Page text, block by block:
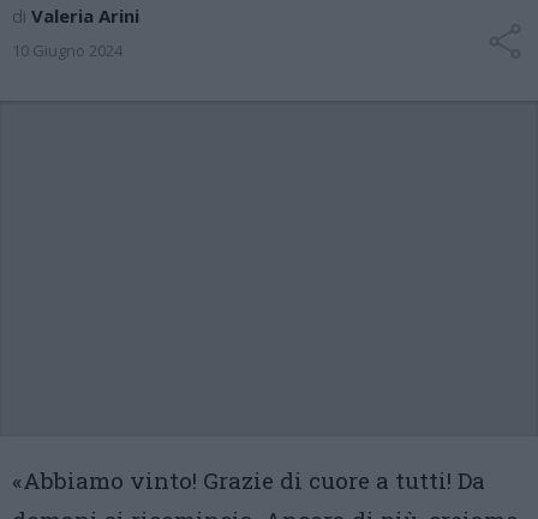
di Valeria Arini
10 Giugno 2024
«Abbiamo vinto! Grazie di cuore a tutti! Da